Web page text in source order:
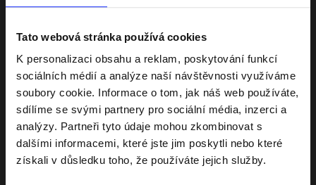
Tato webová stránka používá cookies
K personalizaci obsahu a reklam, poskytování funkcí
sociálních médií a analýze naší návštěvnosti využíváme
soubory cookie. Informace o tom, jak náš web používáte,
sdílíme se svými partnery pro sociální média, inzerci a
analýzy. Partneři tyto údaje mohou zkombinovat s
dalšími informacemi, které jste jim poskytli nebo které
získali v důsledku toho, že používáte jejich služby.